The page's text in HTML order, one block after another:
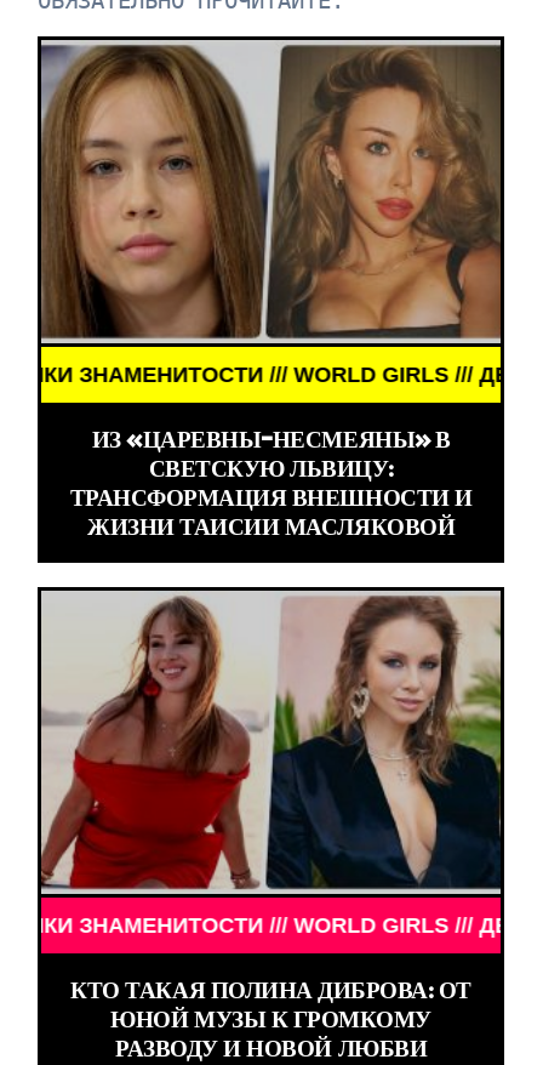
WORLD GIRLS /// ДЕВУШКИ
ИЗ «ЦАРЕВНЫ-НЕСМЕЯНЫ» В
СВЕТСКУЮ ЛЬВИЦУ:
ТРАНСФОРМАЦИЯ ВНЕШНОСТИ И
ЖИЗНИ ТАИСИИ МАСЛЯКОВОЙ
WORLD GIRLS /// ДЕВУШКИ
КТО ТАКАЯ ПОЛИНА ДИБРОВА: ОТ
ЮНОЙ МУЗЫ К ГРОМКОМУ
РАЗВОДУ И НОВОЙ ЛЮБВИ